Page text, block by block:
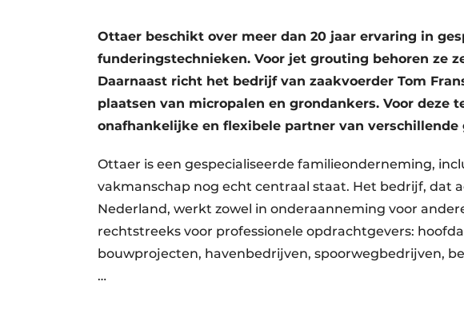
Ottaer beschikt over meer dan 20 jaar ervaring in
funderingstechnieken. Voor jet grouting behoren ze
Daarnaast richt het bedrijf van zaakvoerder Tom
plaatsen van micropalen en grondankers. Voor deze
onafhankelijke en flexibele partner van
Ottaer is een gespecialiseerde familieonderneming,
vakmanschap nog echt centraal staat. Het bedrijf, dat
Nederland, werkt zowel in onderaanneming voor
rechtstreeks voor professionele opdrachtgevers:
bouwprojecten, havenbedrijven, spoorwegbedrijven,
…